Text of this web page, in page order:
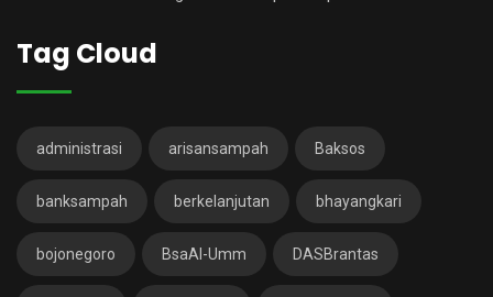
Tag Cloud
administrasi arisansampah Baksos
banksampah berkelanjutan bhayangkari
bojonegoro BsaAl-Umm DASBrantas